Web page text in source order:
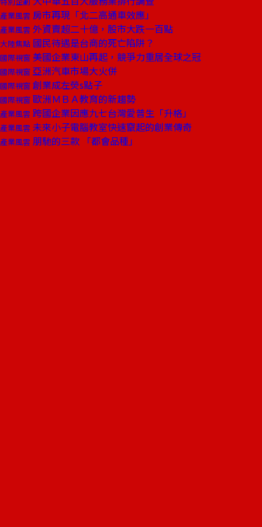
產業風雲 房市再現「北二高通車效應」
產業風雲 外資賣超二十億，股市大跌一百點
大陸焦點 國民待遇是台商的死亡陷阱？
國際視窗 美國企業東山再起，競爭力重居全球之冠
國際視窗 亞洲汽車市場大火併
國際視窗 創業成左熒s點子
國際視窗 歐洲ＭＢＡ教育的新趨勢
產業風雲 跨國企業因應九七台灣愛普生「升格」
產業風雲 未來小子電腦教室快速竄起的創業傳奇
產業風雲 朋馳的三款 「都會品種」